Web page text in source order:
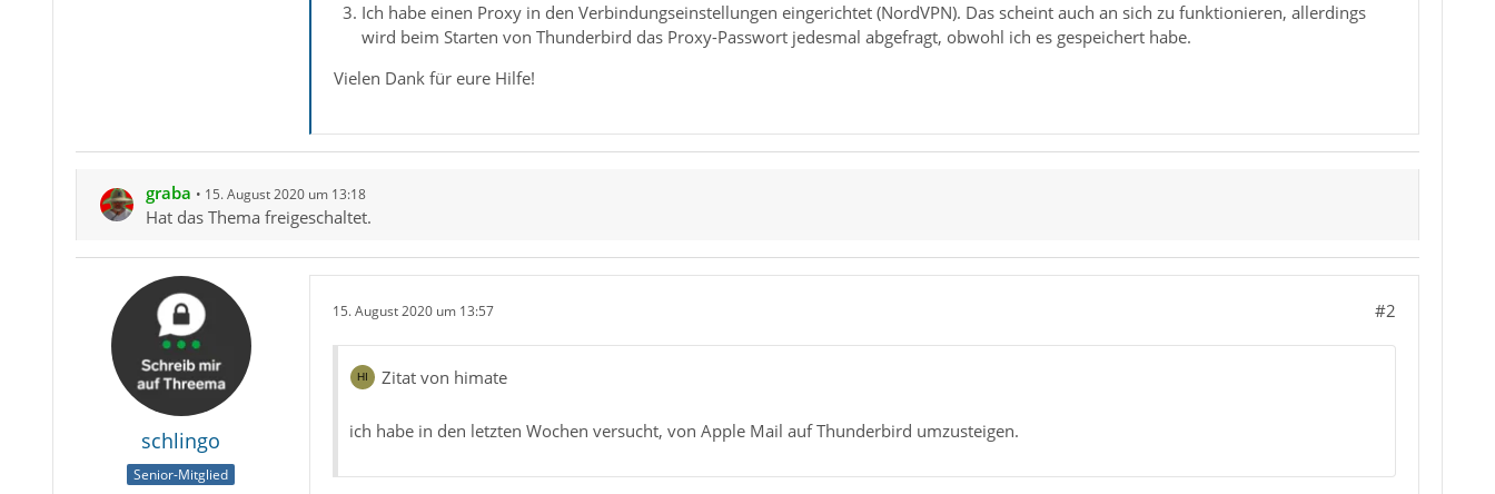
Ich habe einen Proxy in den Verbindungseinstellungen eingerichtet (NordVPN). Das scheint auch an sich zu funktionieren, allerdings
wird beim Starten von Thunderbird das Proxy-Passwort jedesmal abgefragt, obwohl ich es gespeichert habe.
Vielen Dank für eure Hilfe!
graba 15. August 2020 um 13:18
Hat das Thema freigeschaltet.
schlingo
Senior-Mitglied
15. August 2020 um 13:57 #2
Zitat von himate
ich habe in den letzten Wochen versucht, von Apple Mail auf Thunderbird umzusteigen.